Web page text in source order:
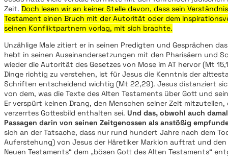
Zeit. Doch lesen wir an keiner Stelle davon, dass sein
Testament einen Bruch mit der Autorität oder dem
seinen Konfliktpartnern vorlag, mit sich brachte.
Unzählige Male zitiert er in seinen Predigten und Gesprächen
hebt in seinen Auseinandersetzungen mit den Pharisäern und
wieder die Autorität des Gesetzes von Mose im AT hervor (Mt
Dinge richtig zu verstehen, ist für Jesus die Kenntnis der
Schriften entscheidend wichtig (Mt 22,29). Jesus distanziert
von dem, was die Texte des Alten Testaments über Gott und
Er verspürt keinen Drang, den Menschen seiner Zeit mitzuteilen,
verzerrtes Gottesbild enthalten sei. Und das, obwohl auch
Passagen darin von seinen Zeitgenossen als anstößig
sich an der Tatsache, dass nur rund hundert Jahre nach dem
Auferstehung) von Jesus der Häretiker Markion auftrat und
Neuen Testaments“ dem „bösen Gott des Alten Testaments“